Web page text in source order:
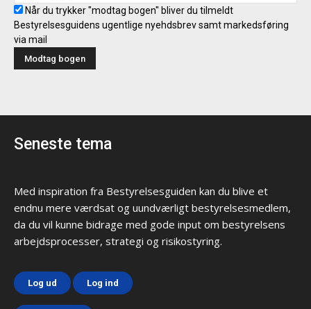
Når du trykker "modtag bogen" bliver du tilmeldt
Bestyrelsesguidens ugentlige nyehdsbrev samt markedsføring
via mail
Seneste tema
Med inspiration fra Bestyrelsesguiden kan du blive et
endnu mere værdsat og uundværligt bestyrelsesmedlem,
da du vil kunne bidrage med gode input om bestyrelsens
arbejdsprocesser, strategi og risikostyring.
Log ud Log ind